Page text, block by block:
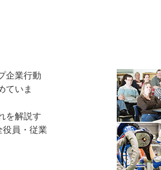
企業行動
ていま
を解説す
役員・従業